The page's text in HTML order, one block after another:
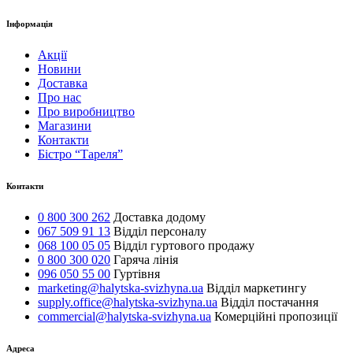
Інформація
Акції
Новини
Доставка
Про нас
Про виробництво
Магазини
Контакти
Бістро “Тареля”
Контакти
0 800 300 262 Доставка додому
067 509 91 13 Відділ персоналу
068 100 05 05 Відділ гуртового продажу
0 800 300 020 Гаряча лінія
096 050 55 00 Гуртівня
marketing@halytska-svizhyna.ua Відділ маркетингу
supply.office@halytska-svizhyna.ua Відділ постачання
commercial@halytska-svizhyna.ua Комерційні пропозиції
Адреса